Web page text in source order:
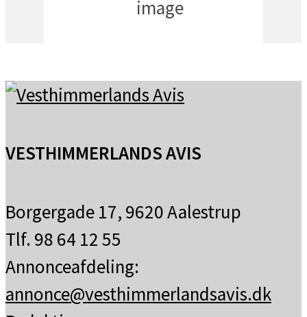
VESTHIMMERLANDS AVIS
Borgergade 17, 9620 Aalestrup
Tlf. 98 64 12 55
Annonceafdeling:
annonce@vesthimmerlandsavis.dk